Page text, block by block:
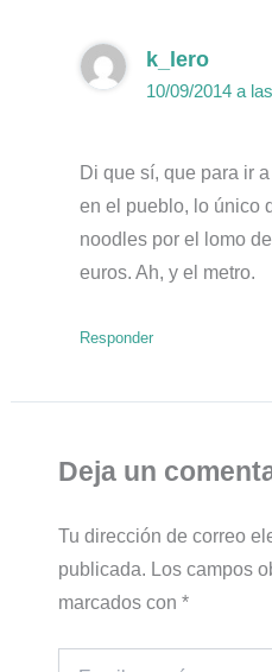
k_lero
10/09/2014 a
Di que sí, que para ir
en el pueblo, lo único
noodles por el lomo
euros. Ah, y el metro.
Responder
Deja un
Tu dirección de correo
publicada. Los campos
marcados con *